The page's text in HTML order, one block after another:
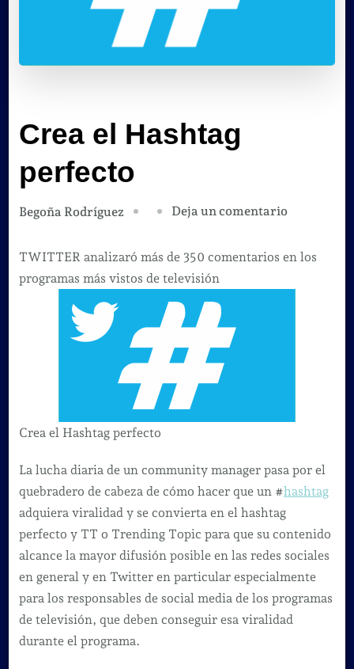
Crea el Hashtag
perfecto
Begoña Rodríguez Deja un comentarioen
el
TWITTER analizaró más de 350 comentarios en los
programas más vistos de televisión
Crea el Hashtag perfecto
La lucha diaria de un community manager pasa por el
quebradero de cabeza de cómo hacer que un #hashtag
adquiera viralidad y se convierta en el hashtag
perfecto y TT o Trending Topic para que su contenido
alcance la mayor difusión posible en las redes sociales
en general y en Twitter en particular especialmente
para los responsables de social media de los programas
de televisión, que deben conseguir esa viralidad
durante el programa.